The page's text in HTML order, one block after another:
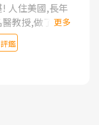
人住美國,長年
教授,做了各種
理徒手治療都
果有限,只是壓
響生活品質.
頸頭症候群專
更多
鑑